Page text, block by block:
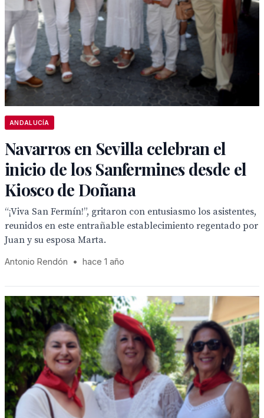
ANDALUCÍA
Navarros en Sevilla celebran el
inicio de los Sanfermines desde el
Kiosco de Doñana
“¡Viva San Fermín!”, gritaron con entusiasmo los asistentes,
reunidos en este entrañable establecimiento regentado por
Juan y su esposa Marta.
Antonio Rendón • hace 1 año